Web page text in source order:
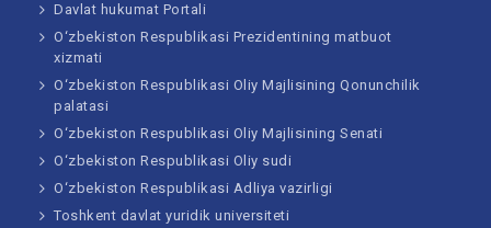
Davlat hukumat Portali
O‘zbekiston Respublikasi Prezidentining matbuot
xizmati
O‘zbekiston Respublikasi Oliy Majlisining Qonunchilik
palatasi
O‘zbekiston Respublikasi Oliy Majlisining Senati
O‘zbekiston Respublikasi Oliy sudi
O‘zbekiston Respublikasi Adliya vazirligi
Toshkent davlat yuridik universiteti